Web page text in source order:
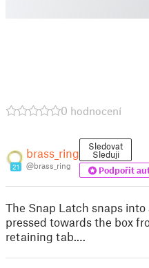
0 hodnocení
21
brass_ring
@brass_ring
Sledovat
Sleduji
Podpořit
The Snap Latch snaps
pressed towards the box
retaining tab.…